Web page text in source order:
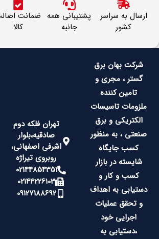
ارسال به سراسر
کشور
پشتیبانی همه
جانبه
ضمانت اصالت
کالا
شرکت بهان برق
گستر ، مجری و
تامین کننده
ملزومات تاسیسات
الکتریکی و برق
صنعتی ، به منظور
کسب جایگاه
شایسته در بازار
کسب و کار و
دستیابی به اهداف
و تحقق عملیات
اجرایی خود
،دستیابی به
تهران فلکه دوم
صادقیه،بلوار
اشرفی اصفهانی،
روبروی تیراژه
02144854351
02144226103
09127188692